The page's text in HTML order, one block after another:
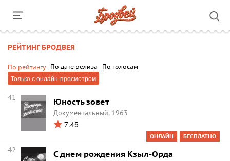
РЕЙТИНГ БРОДВЕЯ
По рейтингу По дате релиза По голосам
Только с онлайн-просмотром
41 Юность зовет
Документальный, 1963
7.45
ОНЛАЙН БЕСПЛАТНО
42 С днем рождения Кзыл-Орда